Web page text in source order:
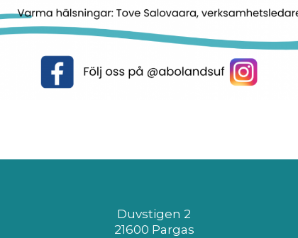
Duvstigen 2
21600 Pargas